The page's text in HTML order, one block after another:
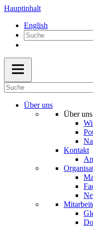
Hauptinhalt
English
Über uns
Über uns
Kontakt